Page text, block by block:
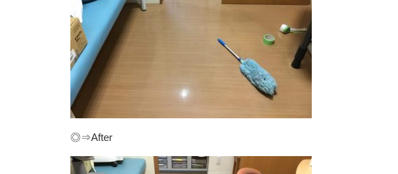
◎⇒After